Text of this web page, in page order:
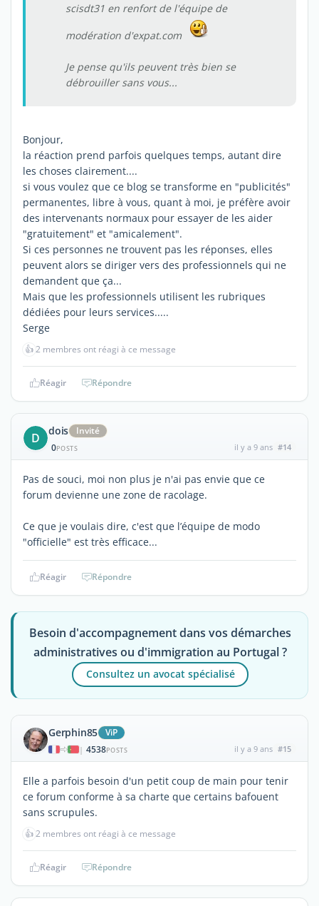
scisdt31 en renfort de l'équipe de
modération d'expat.com
Je pense qu'ils peuvent très bien se
débrouiller sans vous...
Bonjour,
la réaction prend parfois quelques temps, autant dire
les choses clairement....
si vous voulez que ce blog se transforme en "publicités"
permanentes, libre à vous, quant à moi, je préfère avoir
des intervenants normaux pour essayer de les aider
"gratuitement" et "amicalement".
Si ces personnes ne trouvent pas les réponses, elles
peuvent alors se diriger vers des professionnels qui ne
demandent que ça...
Mais que les professionnels utilisent les rubriques
dédiées pour leurs services.....
Serge
👍2 membres ont réagi à ce message
Réagir Répondre
D dois
Invité
0POSTS il y a 9 ans #14
Pas de souci, moi non plus je n'ai pas envie que ce
forum devienne une zone de racolage.
Ce que je voulais dire, c'est que l’équipe de modo
"officielle" est très efficace...
Réagir Répondre
Besoin d'accompagnement dans vos démarches
administratives ou d'immigration au Portugal ?
Consultez un avocat spécialisé
Gerphin85 ViP
| 4538POSTS il y a 9 ans #15
Elle a parfois besoin d'un petit coup de main pour tenir
ce forum conforme à sa charte que certains bafouent
sans scrupules.
👍2 membres ont réagi à ce message
Réagir Répondre